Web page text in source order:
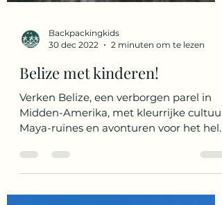
Backpackingkids
Belize met kinderen!
Midden-Amerika, met kleurrijke cultuur,
Maya-ruïnes en avonturen voor het hele